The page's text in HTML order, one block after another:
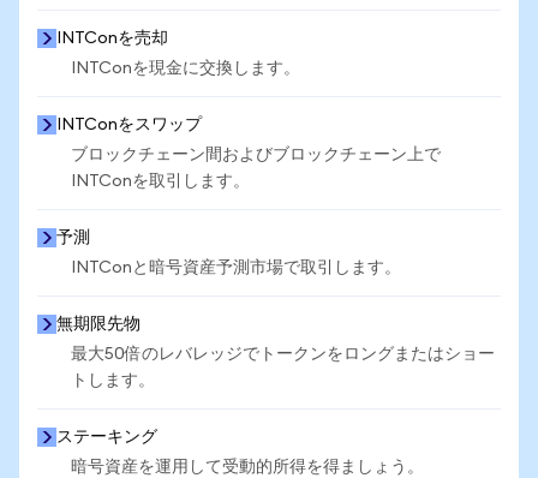
INTConを売却
INTConを現金に交換します。
INTConをスワップ
ブロックチェーン間およびブロックチェーン上で
INTConを取引します。
予測
INTConと暗号資産予測市場で取引します。
無期限先物
最大50倍のレバレッジでトークンをロングまたはショー
トします。
ステーキング
暗号資産を運用して受動的所得を得ましょう。